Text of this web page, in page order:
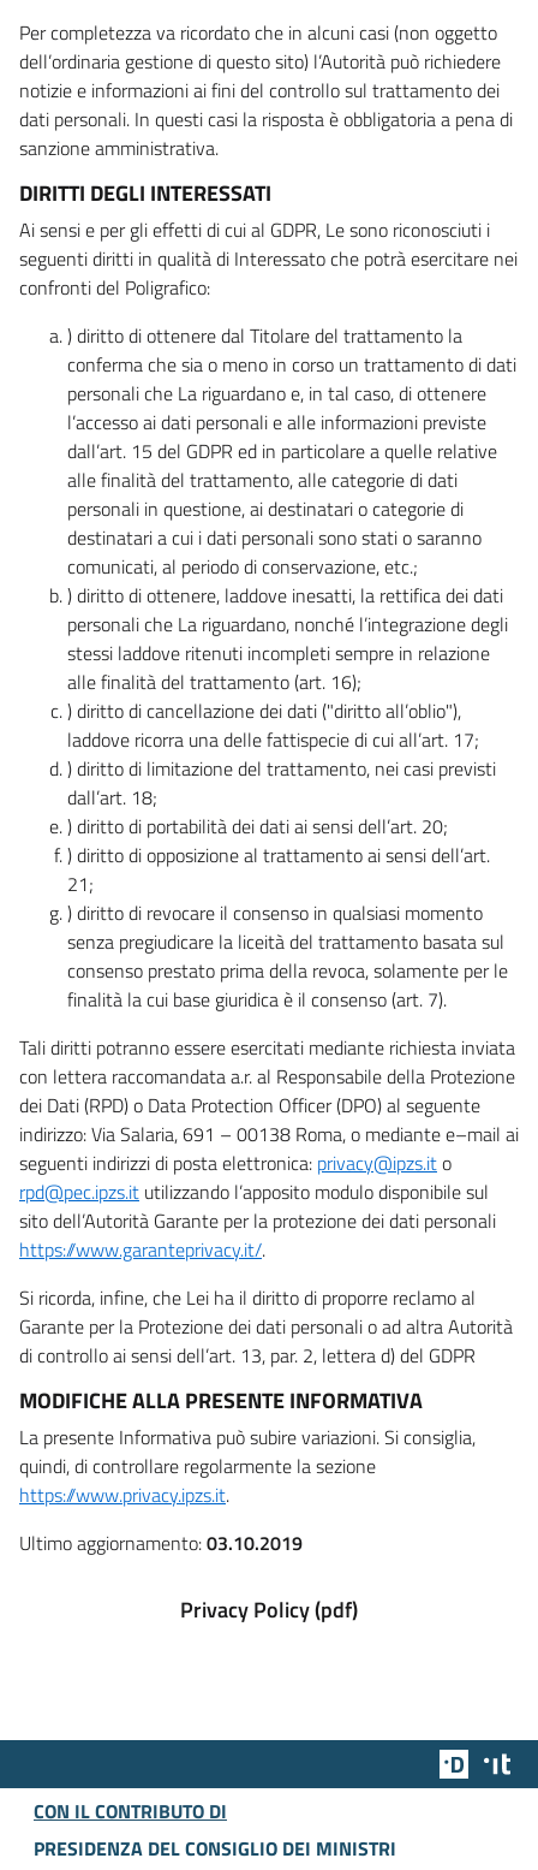
Per completezza va ricordato che in alcuni casi (non oggetto
dell’ordinaria gestione di questo sito) l’Autorità può richiedere
notizie e informazioni ai fini del controllo sul trattamento dei
dati personali. In questi casi la risposta è obbligatoria a pena di
sanzione amministrativa.
DIRITTI DEGLI INTERESSATI
Ai sensi e per gli effetti di cui al GDPR, Le sono riconosciuti i
seguenti diritti in qualità di Interessato che potrà esercitare nei
confronti del Poligrafico:
) diritto di ottenere dal Titolare del trattamento la
conferma che sia o meno in corso un trattamento di dati
personali che La riguardano e, in tal caso, di ottenere
l’accesso ai dati personali e alle informazioni previste
dall’art. 15 del GDPR ed in particolare a quelle relative
alle finalità del trattamento, alle categorie di dati
personali in questione, ai destinatari o categorie di
destinatari a cui i dati personali sono stati o saranno
comunicati, al periodo di conservazione, etc.;
) diritto di ottenere, laddove inesatti, la rettifica dei dati
personali che La riguardano, nonché l’integrazione degli
stessi laddove ritenuti incompleti sempre in relazione
alle finalità del trattamento (art. 16);
) diritto di cancellazione dei dati ("diritto all’oblio"),
laddove ricorra una delle fattispecie di cui all’art. 17;
) diritto di limitazione del trattamento, nei casi previsti
dall’art. 18;
) diritto di portabilità dei dati ai sensi dell’art. 20;
) diritto di opposizione al trattamento ai sensi dell’art.
21;
) diritto di revocare il consenso in qualsiasi momento
senza pregiudicare la liceità del trattamento basata sul
consenso prestato prima della revoca, solamente per le
finalità la cui base giuridica è il consenso (art. 7).
Tali diritti potranno essere esercitati mediante richiesta inviata
con lettera raccomandata a.r. al Responsabile della Protezione
dei Dati (RPD) o Data Protection Officer (DPO) al seguente
indirizzo: Via Salaria, 691 – 00138 Roma, o mediante e–mail ai
seguenti indirizzi di posta elettronica: privacy@ipzs.ito
rpd@pec.ipzs.it utilizzando l’apposito modulo disponibile sul
sito dell’Autorità Garante per la protezione dei dati personali
https://www.garanteprivacy.it/.
Si ricorda, infine, che Lei ha il diritto di proporre reclamo al
Garante per la Protezione dei dati personali o ad altra Autorità
di controllo ai sensi dell’art. 13, par. 2, lettera d) del GDPR
MODIFICHE ALLA PRESENTE INFORMATIVA
La presente Informativa può subire variazioni. Si consiglia,
quindi, di controllare regolarmente la sezione
https://www.privacy.ipzs.it.
Ultimo aggiornamento:03.10.2019
Privacy Policy (pdf)
Team
CON IL CONTRIBUTO DI
PRESIDENZA DEL CONSIGLIO DEI MINISTRI